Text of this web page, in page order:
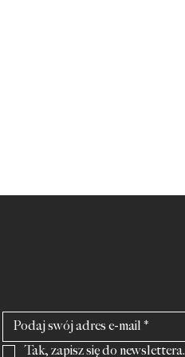
Tak, zapisz się do newslettera.